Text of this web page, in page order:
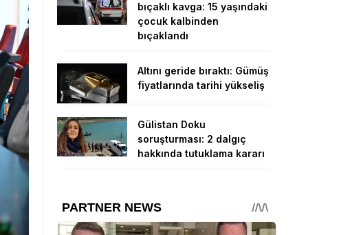
bıçaklı kavga: 15 yaşındaki
çocuk kalbinden
bıçaklandı
Altını geride bıraktı: Gümüş
fiyatlarında tarihi yükseliş
Gülistan Doku
soruşturması: 2 dalgıç
hakkında tutuklama kararı